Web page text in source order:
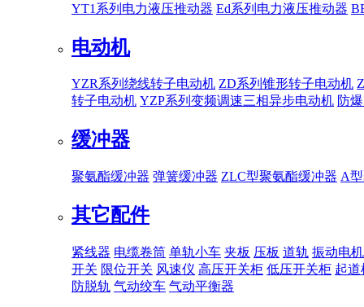
YT1系列电力液压推动器 Ed系列电力液压推动器
电动机
YZR系列绕线转子电动机 ZD系列锥形转子电动机
转子电动机 YZP系列变频调速三相异步电动机 防
缓冲器
聚氨酯缓冲器 弹簧缓冲器 ZLC型聚氨酯缓冲器 A
其它配件
紧线器 电缆卷筒 单轨小车 夹板 压板 道轨 振动电机
开关 限位开关 风速仪 高压开关柜 低压开关柜 起道
防脱轨 气动绞车 气动平衡器